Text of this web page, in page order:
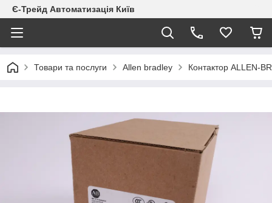
Є-Трейд Автоматизація Київ
Товари та послуги Allen bradley Контактор ALLEN-